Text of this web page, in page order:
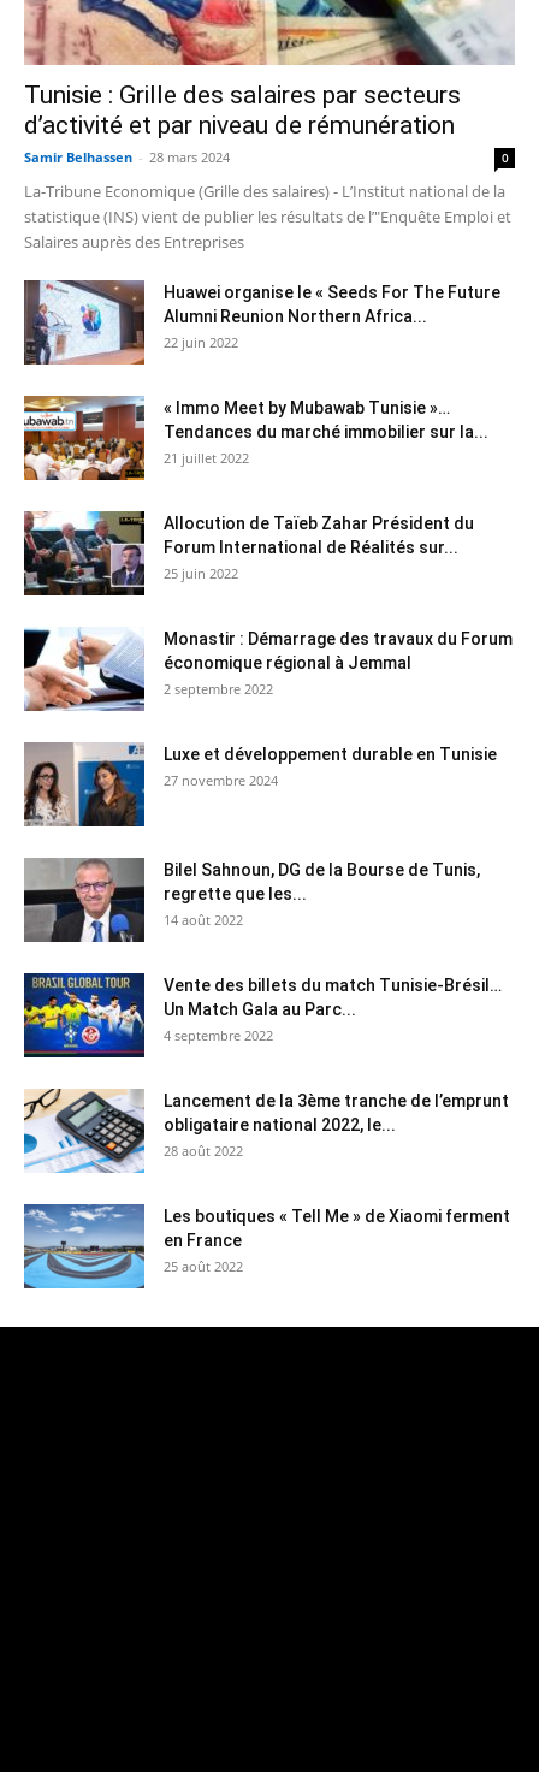
Tunisie : Grille des salaires par secteurs
d’activité et par niveau de rémunération
Samir Belhassen - 28 mars 2024 0
La-Tribune Economique (Grille des salaires) - L’Institut national de la
statistique (INS) vient de publier les résultats de l’"Enquête Emploi et
Salaires auprès des Entreprises
Huawei organise le « Seeds For The Future
Alumni Reunion Northern Africa...
22 juin 2022
« Immo Meet by Mubawab Tunisie »…
Tendances du marché immobilier sur la...
21 juillet 2022
Allocution de Taïeb Zahar Président du
Forum International de Réalités sur...
25 juin 2022
Monastir : Démarrage des travaux du Forum
économique régional à Jemmal
2 septembre 2022
Luxe et développement durable en Tunisie
27 novembre 2024
Bilel Sahnoun, DG de la Bourse de Tunis,
regrette que les...
14 août 2022
Vente des billets du match Tunisie-Brésil…
Un Match Gala au Parc...
4 septembre 2022
Lancement de la 3ème tranche de l’emprunt
obligataire national 2022, le...
28 août 2022
Les boutiques « Tell Me » de Xiaomi ferment
en France
25 août 2022